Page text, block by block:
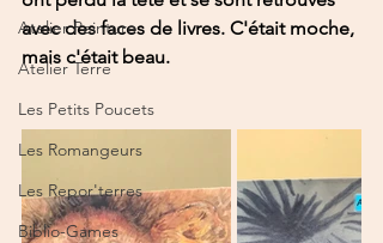
Atelier Peinture
Atelier Terre
Les Petits Poucets
Les Romangeurs
Les Repor'terres
Biblio-Games
avec des faces de livres. C'était moche,
mais c'était beau.